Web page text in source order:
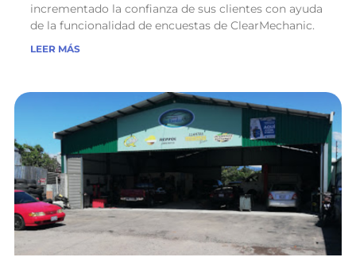
incrementado la confianza de sus clientes con ayuda
de la funcionalidad de encuestas de ClearMechanic.
LEER MÁS